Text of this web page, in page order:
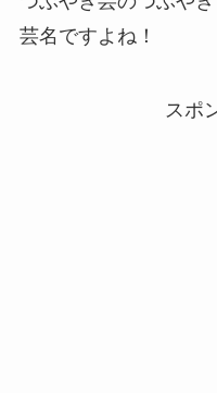
芸名ですよね！
スポ